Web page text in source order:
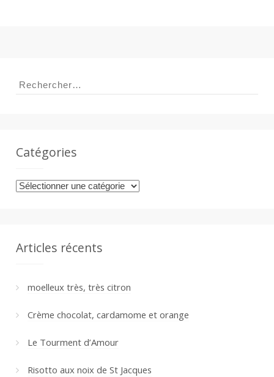
Rechercher :
Catégories
Catégories
Articles récents
moelleux très, très citron
Crème chocolat, cardamome et orange
Le Tourment d’Amour
Risotto aux noix de St Jacques